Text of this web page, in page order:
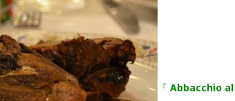
『 Abbacchio